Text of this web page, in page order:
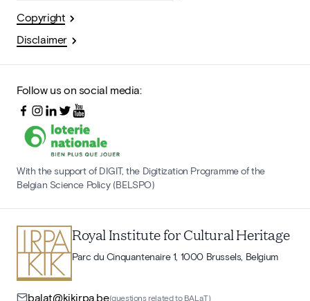
Copyright
Disclaimer
Follow us on social media:
With the support of DIGIT, the Digitization Programme of the
Belgian Science Policy (BELSPO)
Royal Institute for Cultural Heritage
Parc du Cinquantenaire 1, 1000 Brussels, Belgium
balat@kikirpa.be(questions related to BALaT)